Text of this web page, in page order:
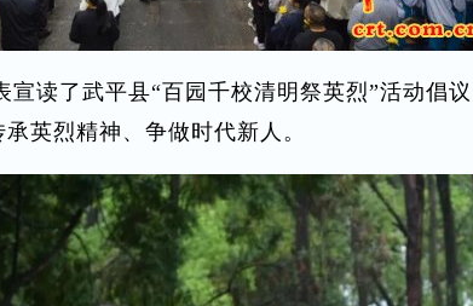
读了武平县“百园千校清明祭英烈”活动倡议
英烈精神、争做时代新人。